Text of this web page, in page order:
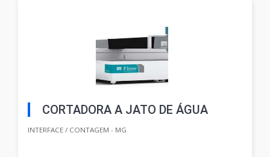
CORTADORA A JATO DE ÁGUA
INTERFACE / CONTAGEM - MG